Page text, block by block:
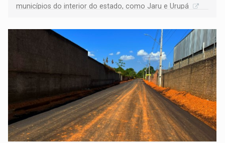
municípios do interior do estado, como Jaru e Urupá